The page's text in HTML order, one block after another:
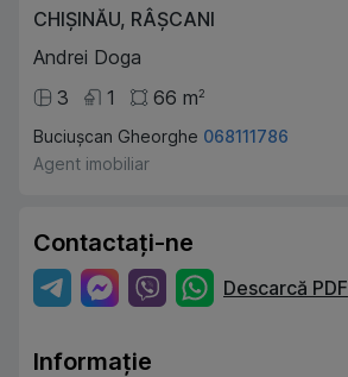
CHIȘINĂU, RÂȘCANI
Andrei Doga
3
1 66 m2
Buciușcan Gheorghe 068111786
Agent imobiliar
Contactați-ne
Descarcă PDF
Informație